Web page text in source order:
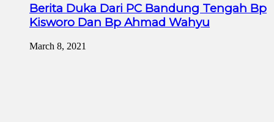
Berita Duka Dari PC Bandung Tengah Bp
Kisworo Dan Bp Ahmad Wahyu
March 8, 2021